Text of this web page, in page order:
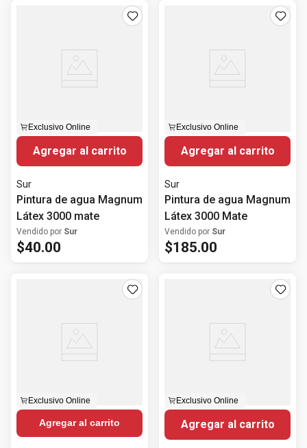
Exclusivo Online
Agregar al carrito
Sur
Pintura de agua Magnum
Látex 3000 mate
Vendido por Sur
$40.00
Exclusivo Online
Agregar al carrito
Sur
Pintura de agua Magnum
Látex 3000 Mate
Vendido por Sur
$185.00
Exclusivo Online
Agregar al carrito
Exclusivo Online
Agregar al carrito